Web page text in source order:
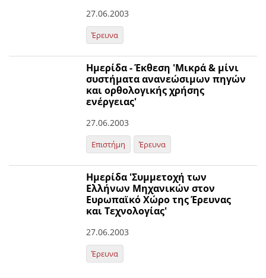
27.06.2003
Έρευνα
Ημερίδα - Έκθεση 'Μικρά & μίνι
συστήματα ανανεώσιμων πηγών
και ορθολογικής χρήσης
ενέργειας'
27.06.2003
Επιστήμη Έρευνα
Ημερίδα 'Συμμετοχή των
Ελλήνων Μηχανικών στον
Ευρωπαϊκό Χώρο της Έρευνας
και Τεχνολογίας'
27.06.2003
Έρευνα